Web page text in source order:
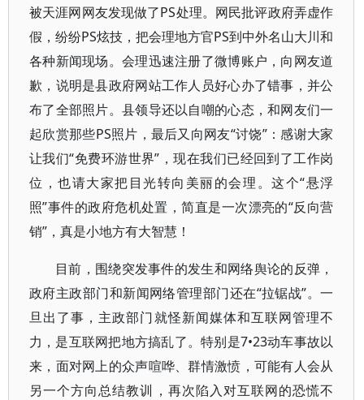
被天涯网网友发现做了PS处理。网民批评政府弄虚作
假，纷纷PS炫技，把会理地方官PS到中外名山大川和
各种新闻现场。会理迅速注册了微博账户，向网友道
歉，说明是县政府网站工作人员好心办了错事，并公
布了全部照片。县领导还以自嘲的心态，和网友们一
起欣赏那些PS照片，最后又向网友“讨饶”：感谢大家
让我们“免费环游世界”，现在我们已经回到了工作岗
位，也请大家把目光转向美丽的会理。这个“悬浮
照”事件的政府危机处置，简直是一次漂亮的“反向营
销”，真是小地方有大智慧！
目前，围绕突发事件的发生和网络舆论的反弹，
政府主政部门和新闻网络管理部门还在“拉锯战”。一
旦出了事，主政部门就怪新闻媒体和互联网管理不
力，是互联网把地方搞乱了。特别是7•23动车事故以
来，面对网上的众声喧哗、群情激愤，可能有人会从
另一个方向总结教训，再次陷入对互联网的恐慌不